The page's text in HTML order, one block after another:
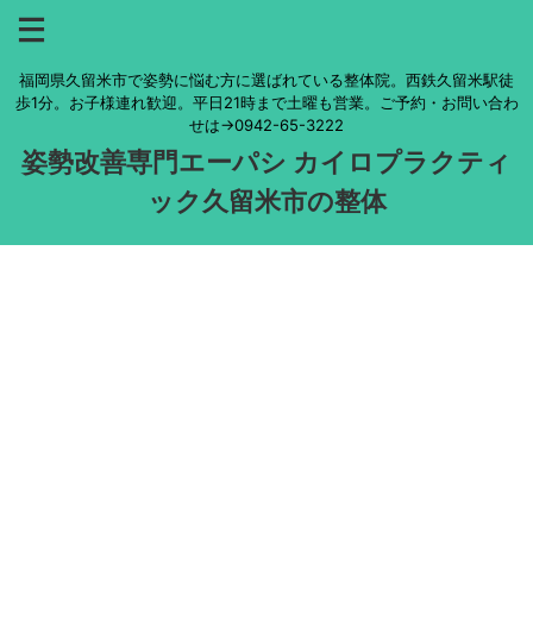
福岡県久留米市で姿勢に悩む方に選ばれている整体院。西鉄久留米駅徒
歩1分。お子様連れ歓迎。平日21時まで土曜も営業。ご予約・お問い合わ
せは→0942-65-3222
姿勢改善専門エーパシ カイロプラクティ
ック久留米市の整体